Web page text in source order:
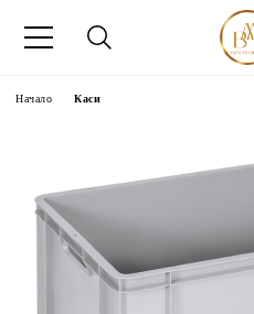
Начало Каси